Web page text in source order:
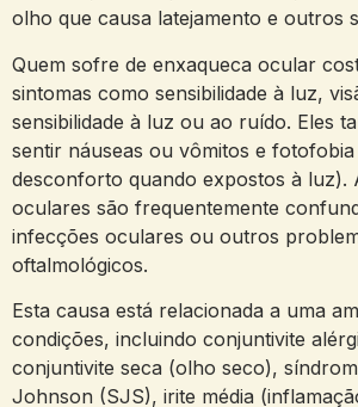
olho que causa latejamento e outros
Quem sofre de enxaqueca ocular
sintomas como sensibilidade à luz,
sensibilidade à luz ou ao ruído. Eles
sentir náuseas ou vômitos e
desconforto quando expostos à luz).
oculares são frequentemente
infecções oculares ou outros
oftalmológicos.
Esta causa está relacionada a uma
condições, incluindo conjuntivite
conjuntivite seca (olho seco),
Johnson (SJS), irite média